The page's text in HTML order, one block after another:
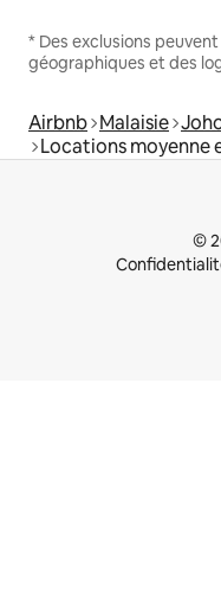
* Des exclusions
géographiques et des
Airbnb Malaisie
Locations moyenne
©